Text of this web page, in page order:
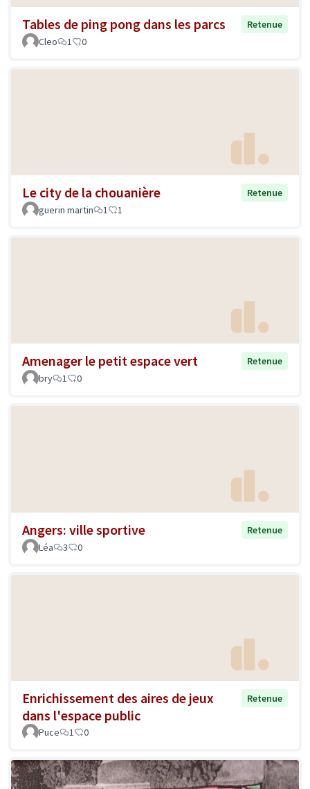
Tables de ping pong dans les parcs
Retenue
Cleo
1 0
Le city de la chouanière
Retenue
guerin martin
1 1
Amenager le petit espace vert
Retenue
bry
1 0
Angers: ville sportive
Retenue
Léa
3 0
Enrichissement des aires de jeux
dans l'espace public
Retenue
Puce 1 0